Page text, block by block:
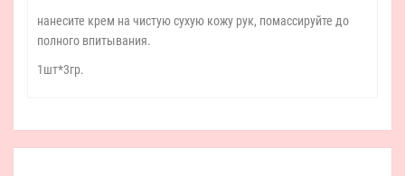
нанесите крем на чистую сухую кожу рук, помассируйте до
полного впитывания.
1шт*3гр.